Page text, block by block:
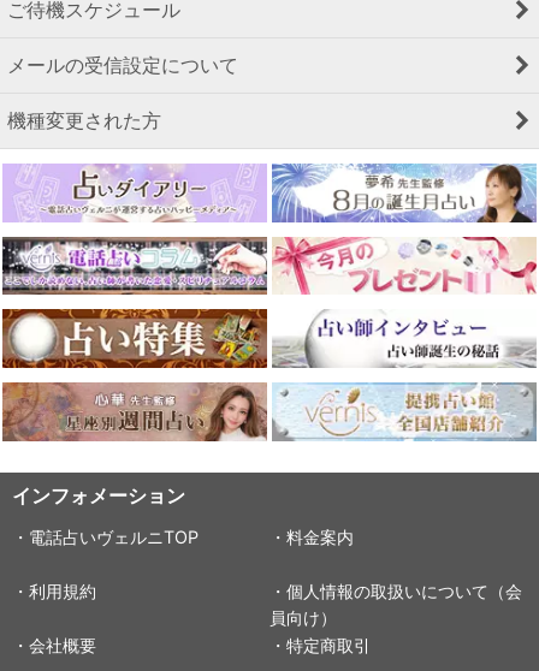
ご待機スケジュール
メールの受信設定について
機種変更された方
インフォメーション
・電話占いヴェルニTOP ・料金案内
・利用規約
・個人情報の取扱いについて（会
員向け）
・会社概要
・特定商取引